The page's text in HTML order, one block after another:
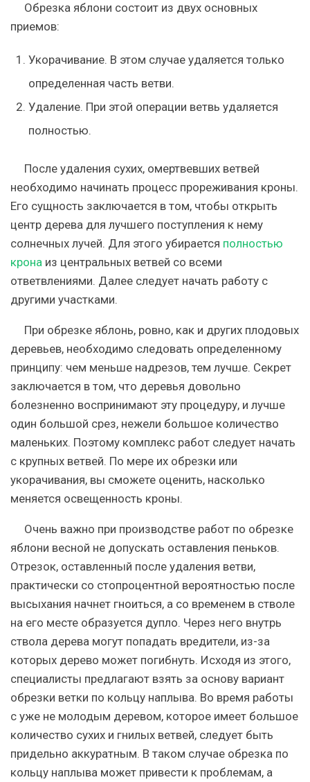
Обрезка яблони состоит из двух основных
приемов:
Укорачивание. В этом случае удаляется только
определенная часть ветви.
Удаление. При этой операции ветвь удаляется
полностью.
После удаления сухих, омертвевших ветвей
необходимо начинать процесс прореживания кроны.
Его сущность заключается в том, чтобы открыть
центр дерева для лучшего поступления к нему
солнечных лучей. Для этого убирается полностью
крона из центральных ветвей со всеми
ответвлениями. Далее следует начать работу с
другими участками.
При обрезке яблонь, ровно, как и других плодовых
деревьев, необходимо следовать определенному
принципу: чем меньше надрезов, тем лучше. Секрет
заключается в том, что деревья довольно
болезненно воспринимают эту процедуру, и лучше
один большой срез, нежели большое количество
маленьких. Поэтому комплекс работ следует начать
с крупных ветвей. По мере их обрезки или
укорачивания, вы сможете оценить, насколько
меняется освещенность кроны.
Очень важно при производстве работ по обрезке
яблони весной не допускать оставления пеньков.
Отрезок, оставленный после удаления ветви,
практически со стопроцентной вероятностью после
высыхания начнет гноиться, а со временем в стволе
на его месте образуется дупло. Через него внутрь
ствола дерева могут попадать вредители, из-за
которых дерево может погибнуть. Исходя из этого,
специалисты предлагают взять за основу вариант
обрезки ветки по кольцу наплыва. Во время работы
с уже не молодым деревом, которое имеет большое
количество сухих и гнилых ветвей, следует быть
придельно аккуратным. В таком случае обрезка по
кольцу наплыва может привести к проблемам, а